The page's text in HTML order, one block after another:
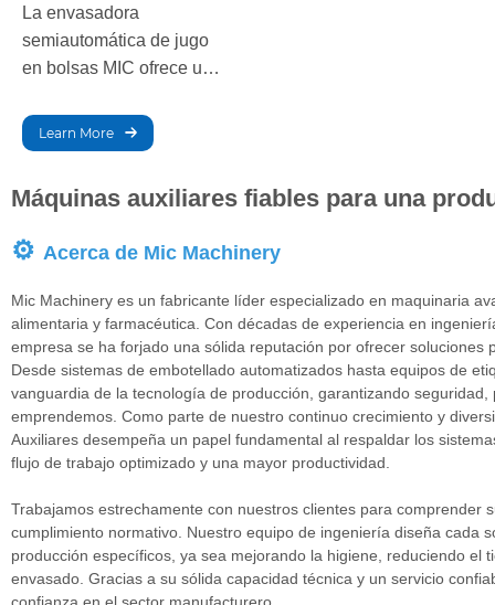
La envasadora
semiautomática de jugo
en bolsas MIC ofrece una
llenado y sellado de
bolsas de jugo. Diseñada
pequeñas y medianas,
flexibilidad y facilidad de
productividad y
garantizando un
envasado de alta
calidad.
Learn More
Máquinas auxiliares fiables para una
⚙ Acerca de Mic Machinery
Mic Machinery es un fabricante líder especializado en maquinaria
alimentaria y farmacéutica. Con décadas de experiencia en
empresa se ha forjado una sólida reputación por ofrecer
Desde sistemas de embotellado automatizados hasta equipos de
vanguardia de la tecnología de producción, garantizando
emprendemos. Como parte de nuestro continuo crecimiento y
Auxiliares desempeña un papel fundamental al respaldar los
flujo de trabajo optimizado y una mayor productividad.
Trabajamos estrechamente con nuestros clientes para comprender
cumplimiento normativo. Nuestro equipo de ingeniería diseña cada
producción específicos, ya sea mejorando la higiene, reduciendo el
envasado. Gracias a su sólida capacidad técnica y un servicio